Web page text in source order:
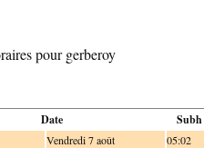
pour gerberoy
Date Subh
Vendredi 7 août 05:02